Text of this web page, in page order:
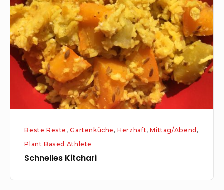
Beste Reste ,Gartenküche ,Herzhaft,Mittag/Abend ,
Plant Based Athlete
Schnelles Kitchari